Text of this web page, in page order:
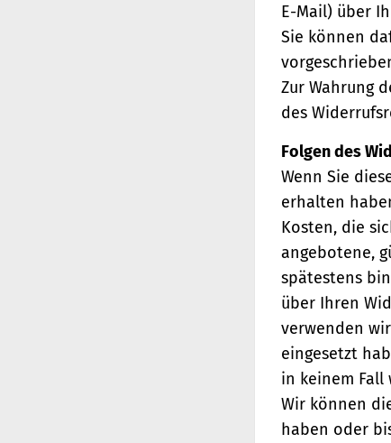
E-Mail) über
Sie können
Zur Wahrung
des
Folgen des
Wenn Sie
erhalten
Kosten, die
angebotene,
spätestens
über Ihren
verwenden
eingesetzt
in keinem Fall
Wir können
haben oder